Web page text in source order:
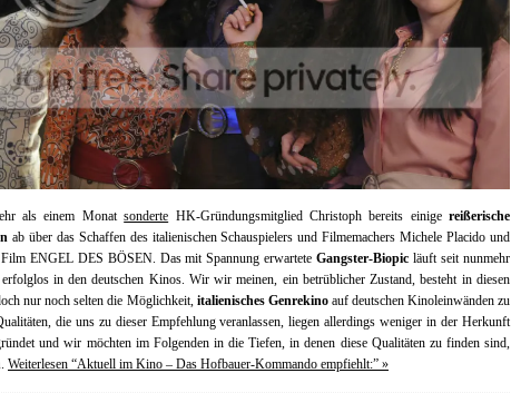
als einem Monatsonderte HK-Gründungsmitglied Christoph bereits einigereißerische
ab über das Schaffen des italienischen Schauspielers und Filmemachers Michele Placido und
Film ENGEL DES BÖSEN. Das mit Spannung erwarteteGangster-Biopic läuft seit nunmehr
in den deutschen Kinos. Wir wir meinen, ein betrüblicher Zustand, besteht in diesen
nur noch selten die Möglichkeit, italienisches Genrekinoauf deutschen Kinoleinwänden zu
die uns zu dieser Empfehlung veranlassen, liegen allerdings weniger in der Herkunft
und wir möchten im Folgenden in die Tiefen, in denen diese Qualitäten zu finden sind,
. Weiterlesen “Aktuell im Kino – Das Hofbauer-Kommando empfiehlt:” »